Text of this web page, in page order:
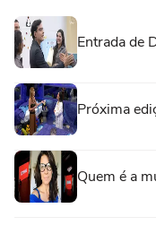
Entrada de
Próxima
Quem é a